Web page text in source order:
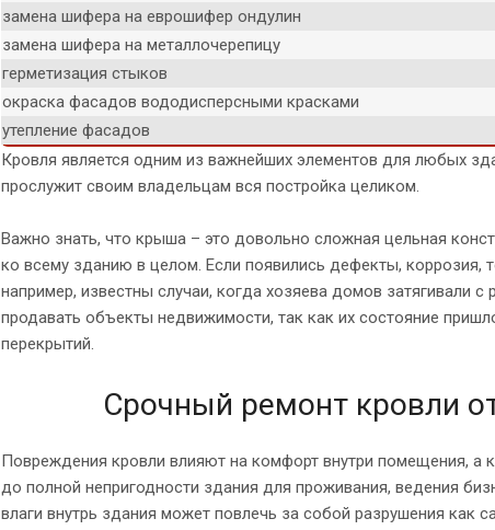
замена шифера на еврошифер ондулин
замена шифера на металлочерепицу
герметизация стыков
окраска фасадов вододисперсными красками
утепление фасадов
Кровля является одним из важнейших элементов для любых
прослужит своим владельцам вся постройка целиком.
Важно знать, что крыша – это довольно сложная цельная
ко всему зданию в целом. Если появились дефекты, коррозия,
например, известны случаи, когда хозяева домов затягивали
продавать объекты недвижимости, так как их состояние
перекрытий.
Срочный ремонт кровли
Повреждения кровли влияют на комфорт внутри помещения, а
до полной непригодности здания для проживания, ведения
влаги внутрь здания может повлечь за собой разрушения как